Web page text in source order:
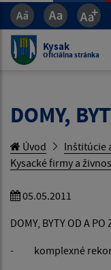
Kysak
Oficiálna stránka
DOMY,
Úvod
Inštitúcie
Kysacké firmy a
05.05.2011
DOMY, BYTY OD A PO
- komplexné